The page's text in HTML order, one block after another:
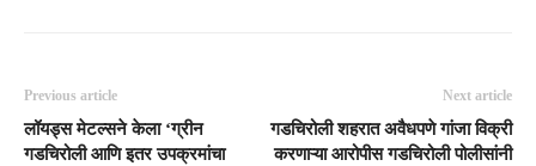
Previous article
लॉयड्स मेटल्सने केला ‘ग्रीन
गडचिरोली आणि इतर उपक्रमांचा
Next article
गडचिरोली शहरात अवैधपणे गांजा विक्री
करणाऱ्या आरोपीस गडचिरोली पोलीसांनी